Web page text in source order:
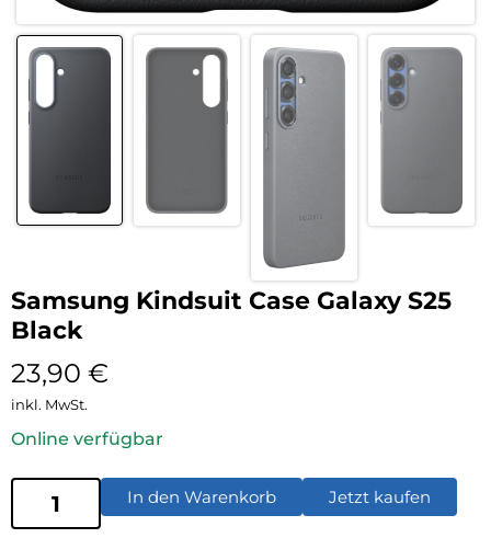
Samsung Kindsuit Case Galaxy S25
Black
23,90 €
inkl. MwSt.
Online verfügbar
In den Warenkorb Jetzt kaufen